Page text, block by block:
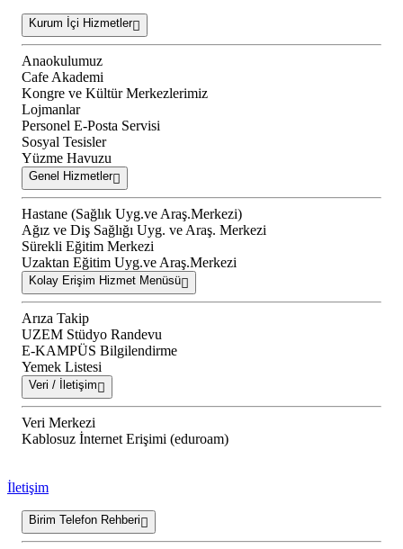
Kurum İçi Hizmetler
Anaokulumuz
Cafe Akademi
Kongre ve Kültür Merkezlerimiz
Lojmanlar
Personel E-Posta Servisi
Sosyal Tesisler
Yüzme Havuzu
Genel Hizmetler
Hastane (Sağlık Uyg.ve Araş.Merkezi)
Ağız ve Diş Sağlığı Uyg. ve Araş. Merkezi
Sürekli Eğitim Merkezi
Uzaktan Eğitim Uyg.ve Araş.Merkezi
Kolay Erişim Hizmet Menüsü
Arıza Takip
UZEM Stüdyo Randevu
E-KAMPÜS Bilgilendirme
Yemek Listesi
Veri / İletişim
Veri Merkezi
Kablosuz İnternet Erişimi (eduroam)
İletişim
Birim Telefon Rehberi